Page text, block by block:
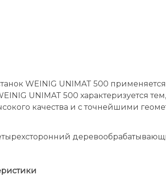
WEINIG UNIMAT 500
UNIMAT 500 характеризуется
качества и с точнейшими